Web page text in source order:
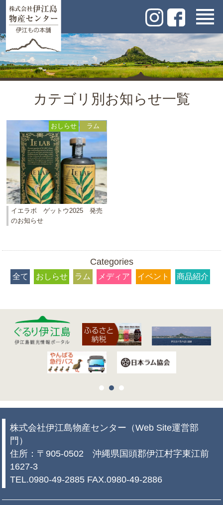
カテゴリ別お知らせ一覧
おしらせ ラム
イエラボ ゲットウ2025 発売
のお知らせ
Categories
全て おしらせ ラム メディア イベント 商品紹介
株式会社伊江島物産センター（Web Site運営部
門）
住所：〒905-0502 沖縄県国頭郡伊江村字東江前
1627-3
TEL.0980-49-2885 FAX.0980-49-2886